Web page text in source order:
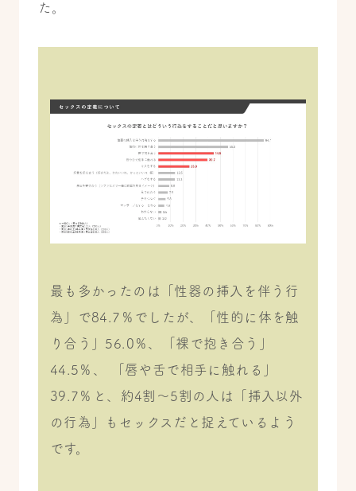
た。
最も多かったのは「性器の挿入を伴う行
為」で84.7％でしたが、「性的に体を触
り合う」56.0％、「裸で抱き合う」
44.5％、 「唇や舌で相手に触れる」
39.7％と、約4割〜5割の人は「挿入以外
の行為」もセックスだと捉えているよう
です。